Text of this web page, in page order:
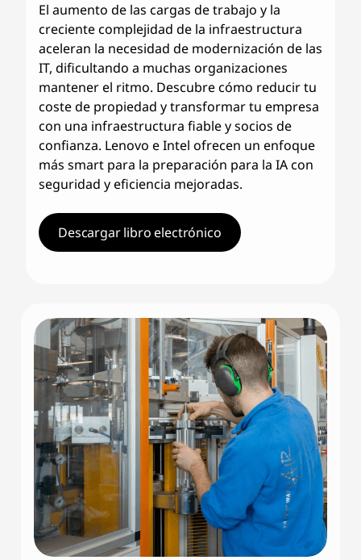
El aumento de las cargas de trabajo y la
creciente complejidad de la infraestructura
aceleran la necesidad de modernización de las
IT, dificultando a muchas organizaciones
mantener el ritmo. Descubre cómo reducir tu
coste de propiedad y transformar tu empresa
con una infraestructura fiable y socios de
confianza. Lenovo e Intel ofrecen un enfoque
más smart para la preparación para la IA con
seguridad y eficiencia mejoradas.
Descargar libro electrónico